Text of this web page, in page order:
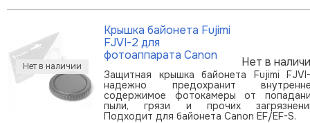
Нет в
Крышка байонета Fujimi
FJVI-2 для
фотоаппарата Canon
Защитная крышка байонета Fujimi
надежно предохранит
содержимое фотокамеры от
пыли, грязи и прочих
Подходит для байонета Canon EF/EF-S.